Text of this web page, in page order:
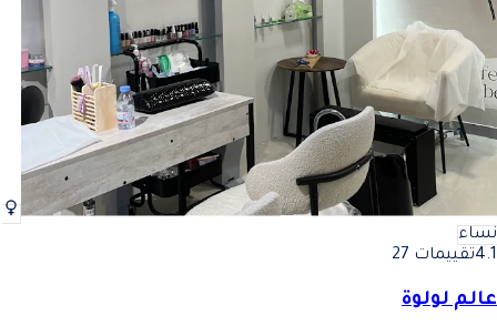
نساء
4.1تقييمات 27
عالم لولوة